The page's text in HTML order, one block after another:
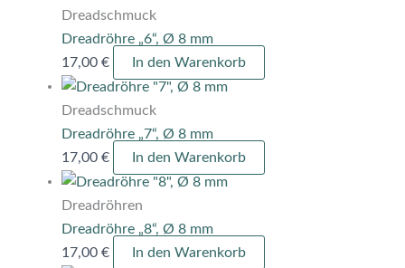
Dreadschmuck
Dreadröhre „6“, Ø 8 mm
17,00 € In den Warenkorb
Dreadschmuck
Dreadröhre „7“, Ø 8 mm
17,00 € In den Warenkorb
Dreadröhren
Dreadröhre „8“, Ø 8 mm
17,00 € In den Warenkorb